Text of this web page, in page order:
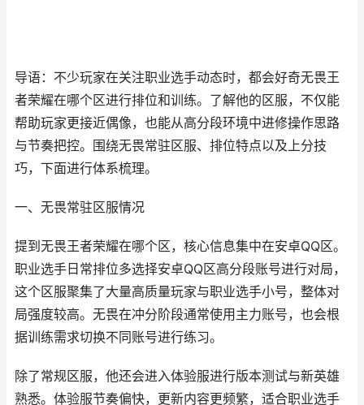
导语：不少玩家在关注职业选手动态时，都会好奇无畏王
者荣耀在哪个区进行排位和训练。了解他的区服，不仅能
帮助玩家更接近偶像，也能从高分段环境中进修操作思路
与节奏把控。围绕无畏常驻区服、排位特点以及上分技
巧，下面进行体系梳理。
一、无畏常驻区服情况
提到无畏王者荣耀在哪个区，核心信息集中在安卓QQ区。
职业选手日常排位多选择安卓QQ区高分段账号进行对局，
这个区服聚集了大量高质量玩家与职业选手小号，整体对
局强度较高。无畏在冲分阶段通常使用主力账号，也会根
据训练需求切换不同账号进行练习。
除了常规区服，他还会进入体验服进行版本测试与新英雄
熟悉。体验服节奏偏快，更新内容更频繁，适合职业选手